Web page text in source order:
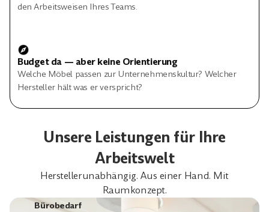
Bürobedarf
den Arbeitsweisen Ihres Teams.
Budget da — aber keine Orientierung
Welche Möbel passen zur Unternehmenskultur? Welcher
Hersteller hält was er verspricht?
Unsere Leistungen für Ihre
Arbeitswelt
Herstellerunabhängig. Aus einer Hand. Mit
Raumkonzept.